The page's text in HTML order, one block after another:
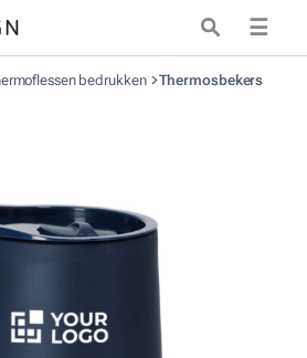
☰
bedrukken Thermosbekers